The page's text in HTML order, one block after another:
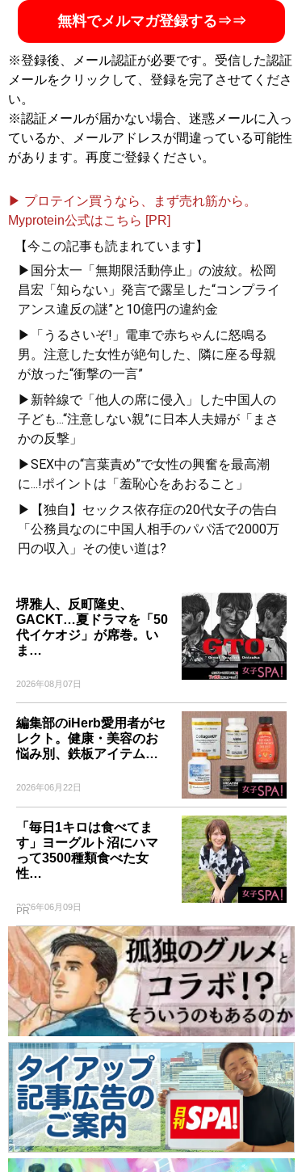
無料でメルマガ登録する⇒⇒
※登録後、メール認証が必要です。受信した認証
メールをクリックして、登録を完了させてくださ
い。
※認証メールが届かない場合、迷惑メールに入っ
ているか、メールアドレスが間違っている可能性
があります。再度ご登録ください。
▶ プロテイン買うなら、まず売れ筋から。
Myprotein公式はこちら [PR]
【今この記事も読まれています】
▶国分太一「無期限活動停止」の波紋。松岡
昌宏「知らない」発言で露呈した“コンプライ
アンス違反の謎”と10億円の違約金
▶「うるさいぞ!」電車で赤ちゃんに怒鳴る
男。注意した女性が絶句した、隣に座る母親
が放った“衝撃の一言”
▶新幹線で「他人の席に侵入」した中国人の
子ども...“注意しない親”に日本人夫婦が「まさ
かの反撃」
▶SEX中の“言葉責め”で女性の興奮を最高潮
に...!ポイントは「羞恥心をあおること」
▶【独自】セックス依存症の20代女子の告白
「公務員なのに中国人相手のパパ活で2000万
円の収入」その使い道は?
堺雅人、反町隆史、
GACKT…夏ドラマを「50
代イケオジ」が席巻。い
ま…
2026年08月07日
編集部のiHerb愛用者がセ
レクト。健康・美容のお
悩み別、鉄板アイテム…
2026年06月22日
「毎日1キロは食べてま
す」ヨーグルト沼にハマ
って3500種類食べた女
性…
2026年06月09日
PR